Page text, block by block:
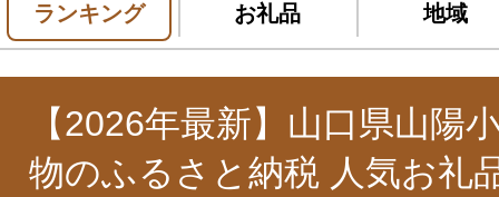
ランキング お礼品 地域
【2026年最新】山口県山陽
物のふるさと納税 人気お礼